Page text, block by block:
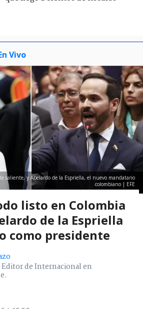
Vivo
saliente, y Abelardo de la Espriella, el nuevo mandatario
colombiano | EFE
listo en Colombia
de la Espriella
como presidente
de Internacional en